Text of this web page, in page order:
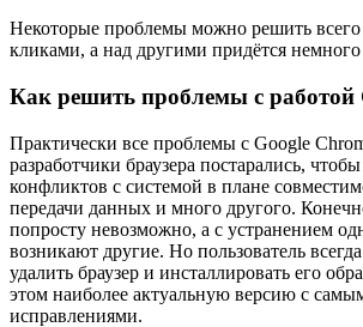
Некоторые проблемы можно решить всего
кликами, а над другими придётся немного
Как решить проблемы с работой
Практически все проблемы с Google
разработчики браузера постарались,
конфликтов с системой в плане
передачи данных и много другого.
попросту невозможно, а с устранением
возникают другие. Но пользователь
удалить браузер и инсталлировать его
этом наиболее актуальную версию с
исправлениями.